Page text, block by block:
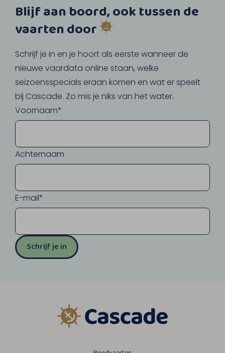
Blijf aan boord, ook tussen de
vaarten door
Schrijf je in en je hoort als eerste wanneer de
nieuwe vaardata online staan, welke
seizoensspecials eraan komen en wat er speelt
bij Cascade. Zo mis je niks van het water.
Voornaam*
Achternaam
E-mail*
Schrijf je in